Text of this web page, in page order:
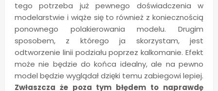
tego potrzeba już pewnego doświadczenia w
modelarstwie i wiąże się to również z koniecznością
ponownego polakierowania modelu. Drugim
sposobem, z którego ja skorzystam, jest
odtworzenie linii podziału poprzez kalkomanie. Efekt
może nie będzie do końca idealny, ale na pewno
model będzie wyglądał dzięki temu zabiegowi lepiej.
Zwłaszcza że poza tym błędem to naprawdę